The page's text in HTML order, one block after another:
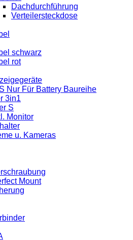
Dachdurchführung
Verteilersteckdose
schwarz
rot
Nur Für Battery Baureihe
3in1
S
Monitor
u. Kameras
Mount